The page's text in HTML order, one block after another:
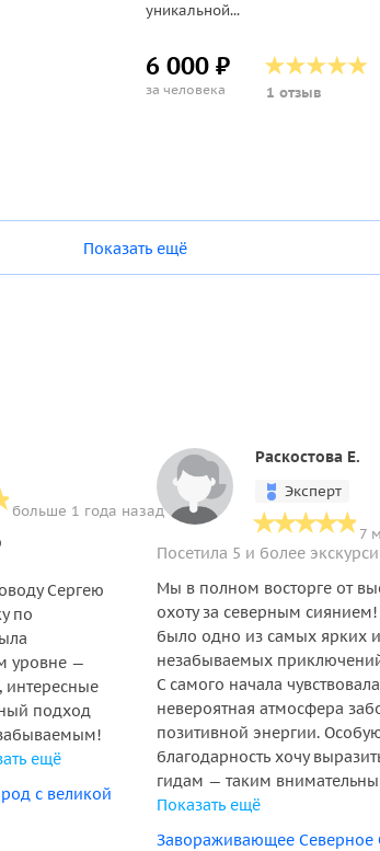
уникальной...
6 000 ₽
за человека 1 отзыв
Показать ещё
больше 1 года назад
Сергею
по
уровне —
интересные
подход
ещё
с великой
Раскостова Е.
Эксперт
7
Посетила 5 и более
Мы в полном восторге от
охоту за северным сиянием!
было одно из самых ярких и
незабываемых
С самого начала
невероятная атмосфера
позитивной энергии.
благодарность хочу
гидам — таким
Показать ещё
Завораживающее Северное